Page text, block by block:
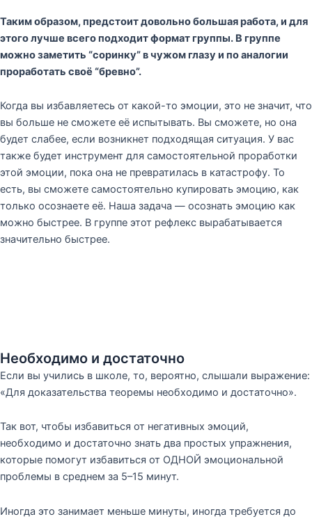
Таким образом, предстоит довольно большая работа, и для
этого лучше всего подходит формат группы. В группе
можно заметить “соринку” в чужом глазу и по аналогии
проработать своё “бревно”.
Когда вы избавляетесь от какой-то эмоции, это не значит, что
вы больше не сможете её испытывать. Вы сможете, но она
будет слабее, если возникнет подходящая ситуация. У вас
также будет инструмент для самостоятельной проработки
этой эмоции, пока она не превратилась в катастрофу. То
есть, вы сможете самостоятельно купировать эмоцию, как
только осознаете её. Наша задача — осознать эмоцию как
можно быстрее. В группе этот рефлекс вырабатывается
значительно быстрее.
Необходимо и достаточно
Если вы учились в школе, то, вероятно, слышали выражение:
«Для доказательства теоремы необходимо и достаточно».
Так вот, чтобы избавиться от негативных эмоций,
необходимо и достаточно знать два простых упражнения,
которые помогут избавиться от ОДНОЙ эмоциональной
проблемы в среднем за 5–15 минут.
Иногда это занимает меньше минуты, иногда требуется до